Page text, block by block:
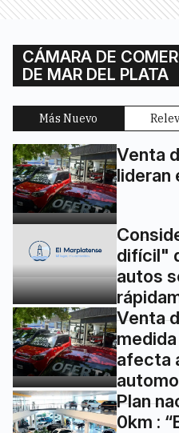
CÁMARA DE
DE MAR DEL PLATA
Más Nuevo
Venta
lideran
difícil"
autos
Venta
afecta
Plan
0km :